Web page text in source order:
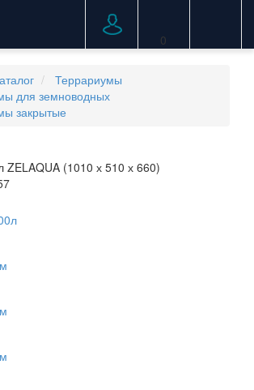
0
Террариумы
для земноводных
закрытые
ZELAQUA (1010 х 510 х 660)